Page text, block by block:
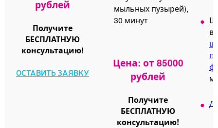
рублей
Получите
БЕСПЛАТНУЮ
консультацию!
ОСТАВИТЬ ЗАЯВКУ
мыльных пузырей),
30 минут
Цена: от 85000
рублей
Получите
БЕСПЛАТНУЮ
консультацию!